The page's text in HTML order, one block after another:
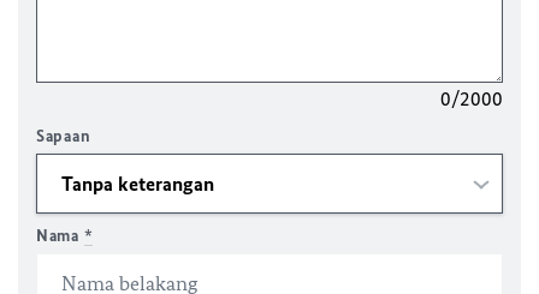
0/2000
Sapaan
Nama *